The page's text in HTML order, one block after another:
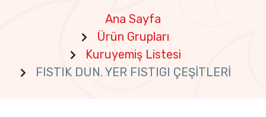
Ana Sayfa
Ürün Grupları
Kuruyemiş Listesi
FISTIK DUN. YER FISTIGI ÇEŞİTLERİ